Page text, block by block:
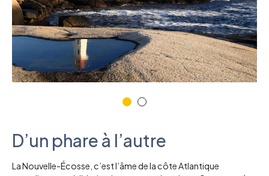
D’un phare à l’autre
La Nouvelle-Écosse, c’est l’âme de la côte Atlantique